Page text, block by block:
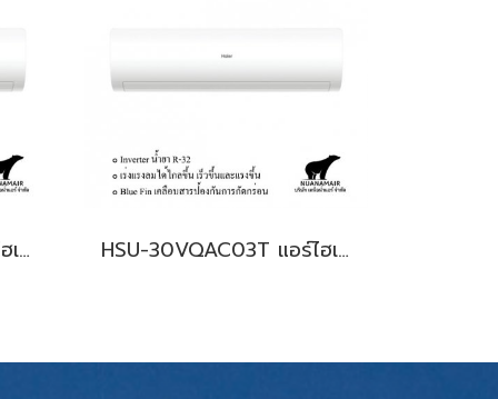
HSU-36VQAC03T แอร์ไฮเออร์ อินเวอร์เตอร์ น้ำยา R-32 (Haier Inverter New 2026) พร้อมบริการติดตั้ง HSU-30VQAC03T แอร์ไฮเออร์ อินเวอร์เตอร์ น้ำยา R-32 30,700 BTU. (Haier Inverter New 2024) พร้อมบริการติดตั้ง